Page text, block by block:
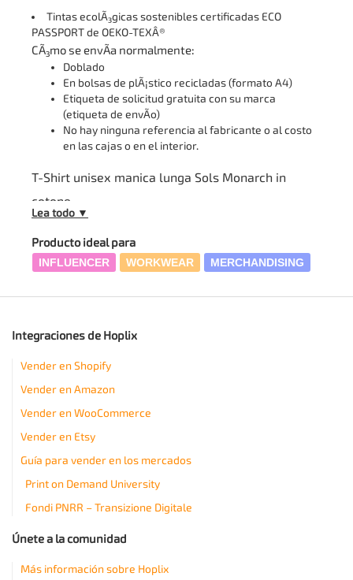
Tintas ecolÃ³gicas sostenibles certificadas ECO
PASSPORT de OEKO-TEXÂ®
CÃ³mo se envÃ­a normalmente:
Doblado
En bolsas de plÃ¡stico recicladas (formato A4)
Etiqueta de solicitud gratuita con su marca
(etiqueta de envÃ­o)
No hay ninguna referencia al fabricante o al costo
en las cajas o en el interior.
T-Shirt unisex manica lunga Sols Monarch in
cotone
Lea todo ▼
Producto ideal para
INFLUENCER WORKWEAR MERCHANDISING
Integraciones de Hoplix
Vender en Shopify
Vender en Amazon
Vender en WooCommerce
Vender en Etsy
Guía para vender en los mercados
Print on Demand University
Fondi PNRR – Transizione Digitale
Únete a la comunidad
Más información sobre Hoplix